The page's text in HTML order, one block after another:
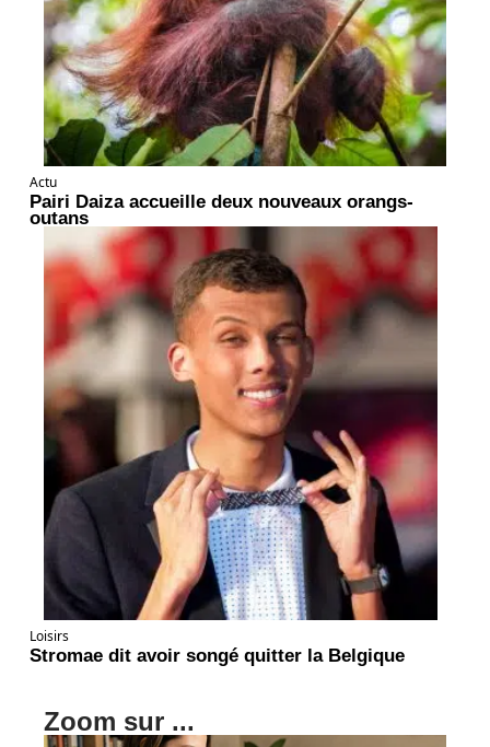
Actu
Pairi Daiza accueille deux nouveaux orangs-
outans
Loisirs
Stromae dit avoir songé quitter la Belgique
Zoom sur ...